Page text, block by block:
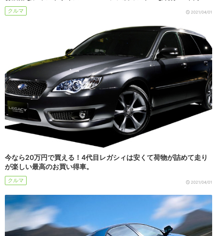
クルマ 2021/04/01
今なら20万円で買える！4代目レガシィは安くて荷物が詰めて走り
が楽しい最高のお買い得車。
クルマ 2021/04/01